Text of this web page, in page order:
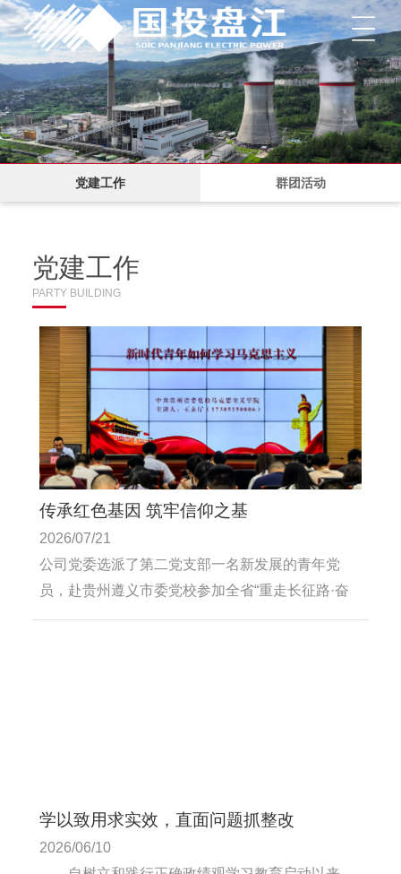
菜单
党建工作 群团活动
党建工作
PARTY BUILDING
传承红色基因 筑牢信仰之基
2026/07/21
公司党委选派了第二党支部一名新发展的青年党
员，赴贵州遵义市委党校参加全省“重走长征路·奋
进新时代”党性教育（新党员青年党员）专题培训
学以致用求实效，直面问题抓整改
2026/06/10